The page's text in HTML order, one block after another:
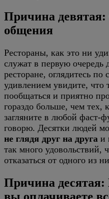
Причина
общения
Рестораны, как это ни
служат в первую
ресторане, оглядитесь
удивлением увидите,
пообщаться и приятно
гораздо больше, чем тех,
загляните в любой
говорю. Десятки людей
не глядя друг на друга и
так много удовольствий,
отказаться от одного из
Причина